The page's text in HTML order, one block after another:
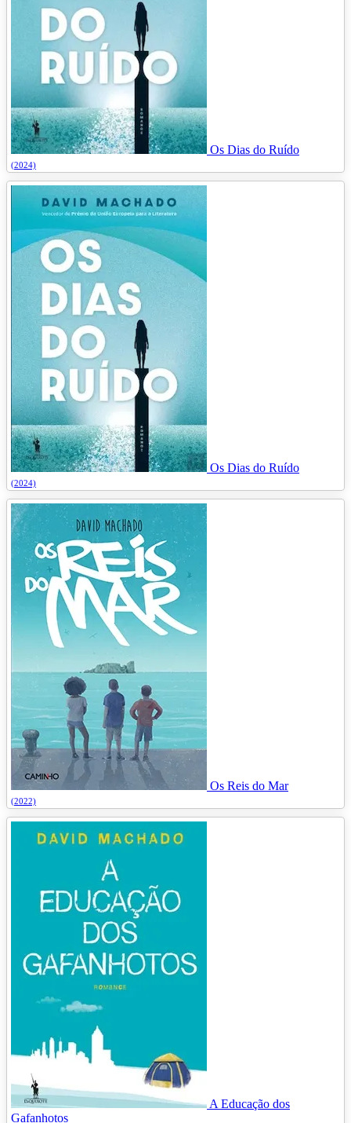
Os Dias do Ruído
(2024)
Os Dias do Ruído
(2024)
Os Reis do Mar
(2022)
A Educação dos
Gafanhotos